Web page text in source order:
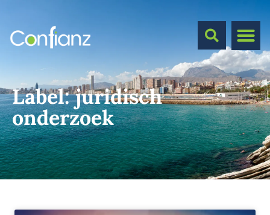
Label:juridisch
onderzoek